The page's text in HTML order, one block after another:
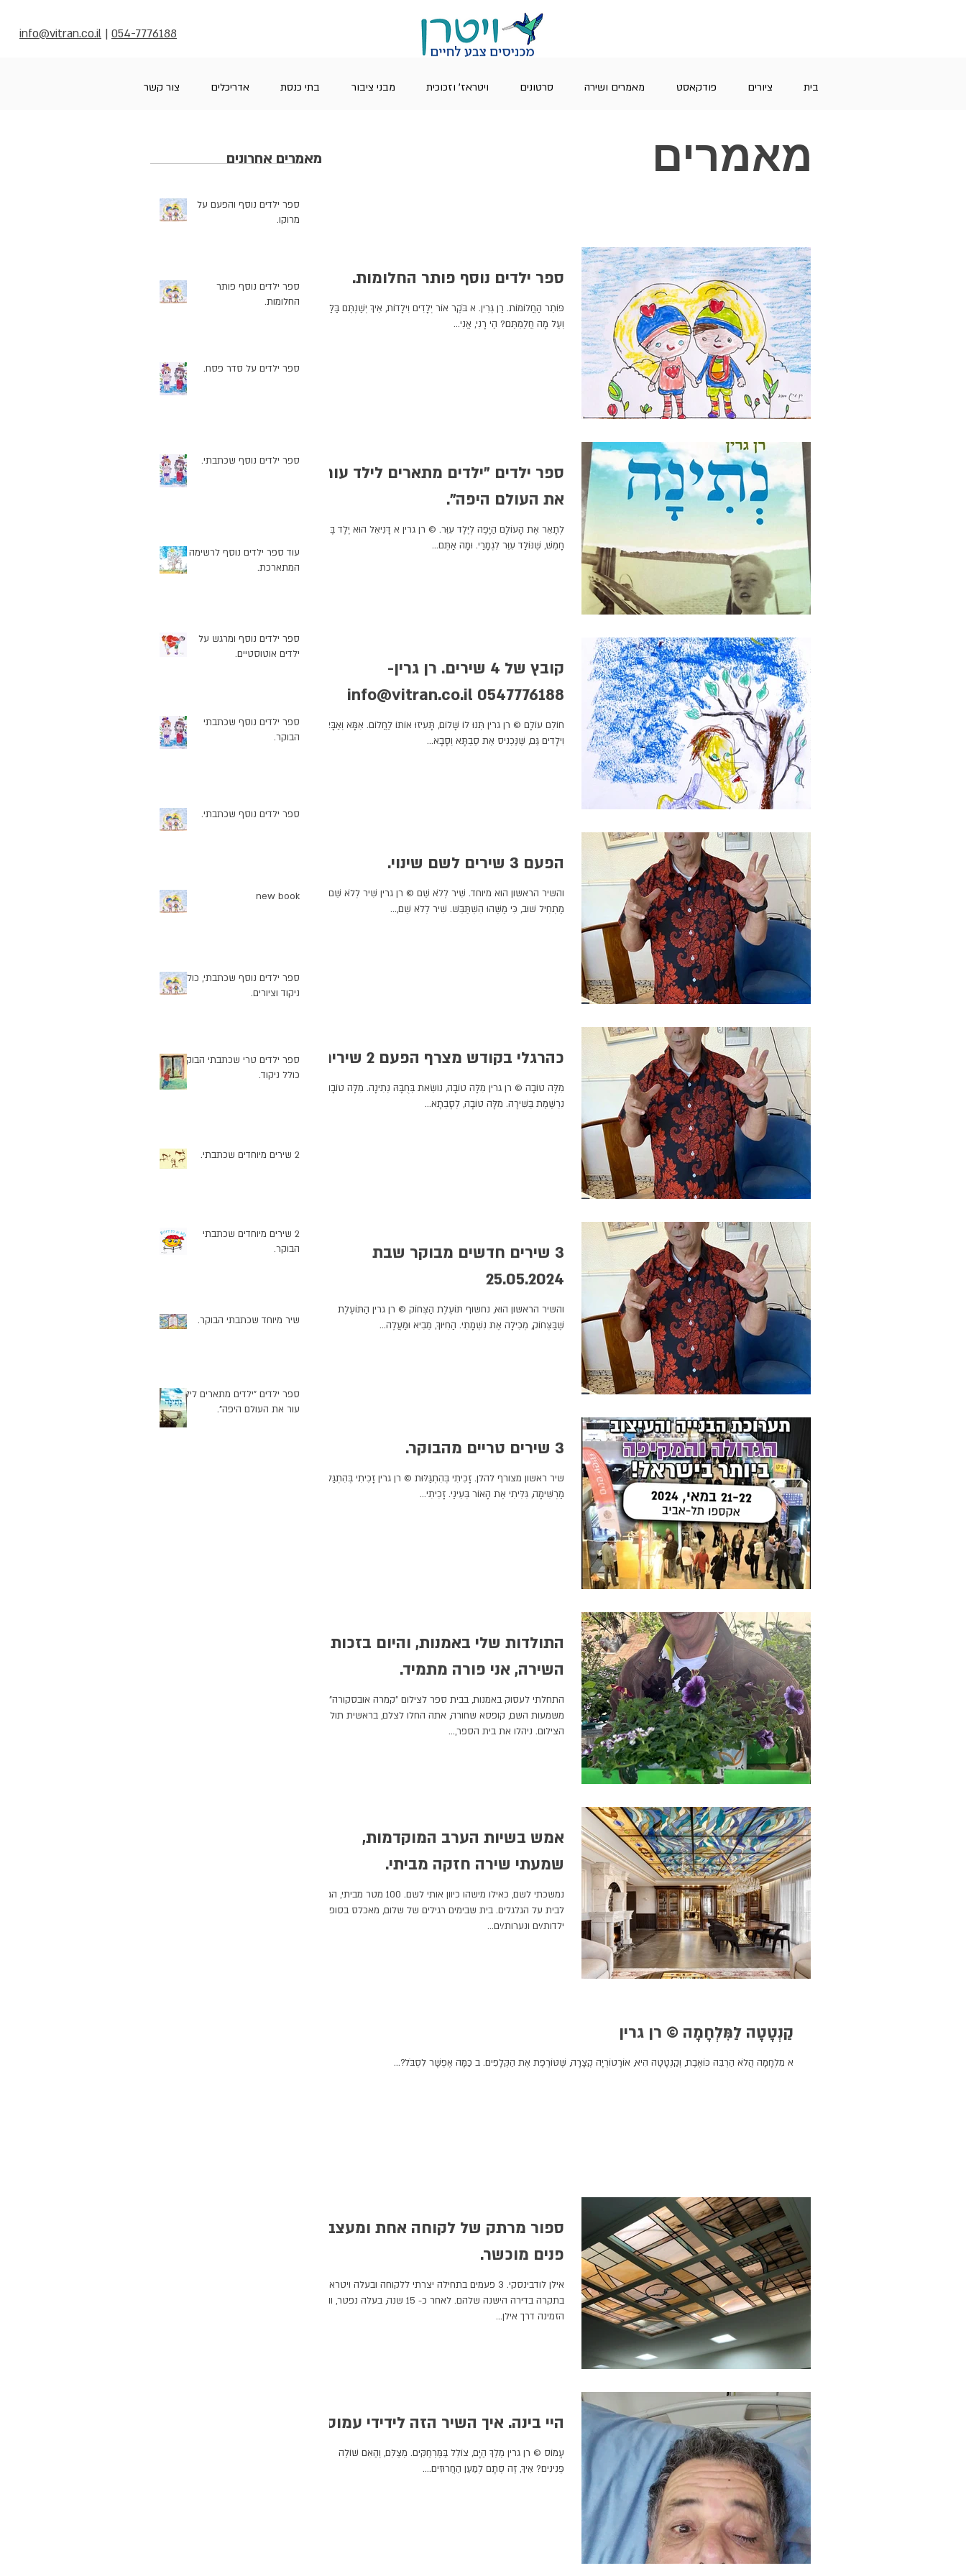
info@vitran.co.il | 054-7776188
בית ציורים פודקאסט מאמרים ושירה סרטונים ויטראז' וזכוכית מבני ציבור בתי כנסת אדריכלים צור קשר
מאמרים אחרונים
ספר ילדים נוסף והפעם על
מרוקו.
ספר ילדים נוסף פותר
החלומות.
ספר ילדים על סדר פסח.
ספר ילדים נוסף שכתבתי.
עוד ספר ילדים נוסף לרשימה
המתארכת.
ספר ילדים נוסף ומרגש על
ילדים אוטוסטיים.
ספר ילדים נוסף שכתבתי
הבוקר.
ספר ילדים נוסף שכתבתי.
new book
ספר ילדים נוסף שכתבתי, כולל
ניקוד וציורים.
ספר ילדים טרי שכתבתי הבוקר
כולל ניקוד.
2 שירים מיוחדים שכתבתי.
2 שירים מיוחדים שכתבתי
הבוקר.
שיר מיוחד שכתבתי הבוקר.
ספר ילדים "ילדים מתארים לילד
עור את העולם היפה".
מאמרים
ספר ילדים נוסף פותר החלומות.
פּוֹתֵר הַחֲלוֹמוֹת. רַן גְּרִין. א בֹּקֶר אוֹר יְלָדִים וִילָדוֹת, אֵיךְ יְשַׁנְתֶּם בַּלַּיְלָה
וְעַל מָה חֲלַמְתֶּם? הַי רָנִי, אֲנִי...
ספר ילדים "ילדים מתארים לילד עור
את העולם היפה".
לְתָאֵר אֶת הָעוֹלָם הַיָּפֶה לְיֶלֶד עִוֵּר. © רן גרין א דָּנִיאֵל הוּא יֶלֶד בֶּן
חָמֵשׁ, שֶׁנּוֹלַד עִוֵּר לִגְמָרַי. וּמָה אַתֶּם...
קובץ של 4 שירים. רן גרין-
0547776188 info@vitran.co.il
חוֹלֵם עוֹלָם © רן גרין תְּנוּ לוֹ שָׁלוֹם, תָּעִיזוּ אוֹתוֹ לַחֲלוֹם. אִמָּא וְאַבָּא
וִילָדִים גַּם, שֶׁנַּכְנִיס אֶת סַבְתָּא וְסָבָא...
הפעם 3 שירים לשם שינוי.
והשיר הראשון הוא מיוחד. שִׁיר לְלֹא שֵׁם © רן גרין שִׁיר לְלֹא שֵׁם,
מַתְחִיל שׁוּב, כִּי מַשֶּׁהוּ הִשְׁתַּבֵּשׁ. שִׁיר לְלֹא שֵׁם,...
כהרגלי בקודש מצרף הפעם 2 שירים,
מִלָּה טוֹבָה © רן גרין מִלָּה טוֹבָה, נוֹשֵׂאת בְּחֻבָּהּ נְתִינָה. מִלָּה טוֹבָה,
נִרְשֶׁמֶת בְּשִׁירָה. מִלָּה טוֹבָה, לְסָבְתָא...
3 שירים חדשים מבוקר שבת
25.05.2024
והשיר הראשון הוא, נחשוף תּוֹעֶלֶת הַצְּחוֹק © רן גרין הַתּוֹעֶלֶת
שֶׁבַּצְּחוֹק, מְכִילָה אֶת נִשְׁמָתִי. הַחִיּוּךְ, מֵבִיא וּמַעֲלֶה...
3 שירים טריים מהבוקר.
שיר ראשון מצורף להלן. זָכִיתִי בְּהִתְגַּלּוּת © רן גרין זָכִיתִי בְּהִתְגַּלּוּת
מַרְשִׁימָה, גִּלִּיתִי אֶת הָאוֹר בְּעֵינַי. זָכִיתִי...
התולדות שלי באמנות, והיום בזכות
השירה, אני פורה מתמיד.
התחלתי לעסוק באמנות, בבית ספר לצילום "קמרה אובסקורה".
משמעות השם, קופסא שחורה, אתה החלו לצלם, בראשית תולדות
הצילום. ניהלו את בית הספר,...
אמש בשיות הערב המוקדמות,
שמעתי שירה חזקה מביתי.
נמשכתי לשם, כאילו מישהו כיוון אותי לשם. 100 מטר מביתי, הגעתי
לבית על הגלגלים. בית שבימים רגילים של שלום, מאכלס בסופ"ש
ילדות/ים ונערות/ים...
קַנְטָטָה לַמִּלְחָמָה © רן גרין
א מִלְחָמָה הֲלֹא הַרְבֵּה כּוֹאֶבֶת, וְקַנְטָטָה הִיא, אוֹרָטוֹרְיָה קְצָרָה, שֶׁטּוֹרֶפֶת אֶת הַקְּלָפִים. ב כַּמָּה אֶפְשָׁר לִסְבֹּל?...
ספור מרתק של לקוחה אחת ומעצב
פנים מוכשר.
אילן לודבינסקי. 3 פעמים בתחילה יצרתי ללקוחה ובעלה ויטראז'
בתקרה בדירה הישנה שלהם. לאחר כ- 15 שנה, בעלה נפטר, והיא
הזמינה דרך אילן...
היי בינה. איך השיר הזה לידידי עמוס?
עָמוֹס © רן גרין מֶלֶךְ הַיָּם, צוֹלֵל בַּמֶּרְחַקִּים. מְצַלֵּם, וְהַאִם שׁוֹלֶה
פְּנִינִים? אֵיךְ, זֶה סְתָם לְמַעַן הַחֲרוּזִים....